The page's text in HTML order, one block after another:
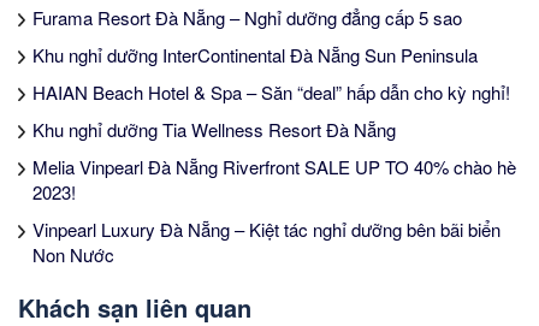
Furama Resort Đà Nẵng – Nghỉ dưỡng đẳng cấp 5 sao
Khu nghỉ dưỡng InterContinental Đà Nẵng Sun Peninsula
HAIAN Beach Hotel & Spa – Săn “deal” hấp dẫn cho kỳ nghỉ!
Khu nghỉ dưỡng Tia Wellness Resort Đà Nẵng
Melia Vinpearl Đà Nẵng Riverfront SALE UP TO 40% chào hè
2023!
Vinpearl Luxury Đà Nẵng – Kiệt tác nghỉ dưỡng bên bãi biển
Non Nước
Khách sạn liên quan